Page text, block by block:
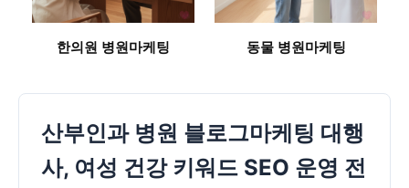
한의원 병원마케팅 동물 병원마케팅
산부인과 병원 블로그마케팅 대행
사, 여성 건강 키워드 SEO 운영 전